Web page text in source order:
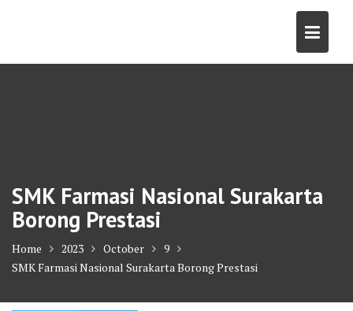
SMK Farmasi Nasional Surakarta
Borong Prestasi
Home 2023 October
9
SMK Farmasi Nasional Surakarta Borong Prestasi